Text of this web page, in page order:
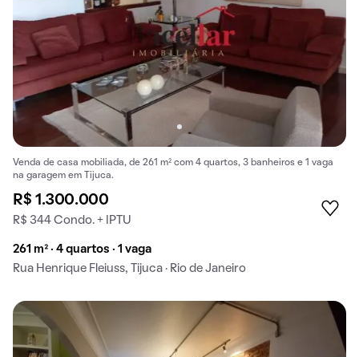
Venda de casa mobiliada, de 261 m² com 4 quartos, 3 banheiros e 1 vaga
na garagem em Tijuca.
R$ 1.300.000
R$ 344 Condo. + IPTU
261 m² · 4 quartos · 1 vaga
Rua Henrique Fleiuss, Tijuca · Rio de Janeiro